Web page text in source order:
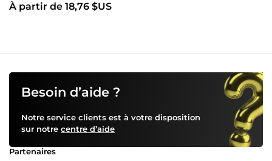
À partir de 18,76 $US
Besoin d’aide ?
Notre service clients est à votre disposition
sur notre centre d’aide
Partenaires